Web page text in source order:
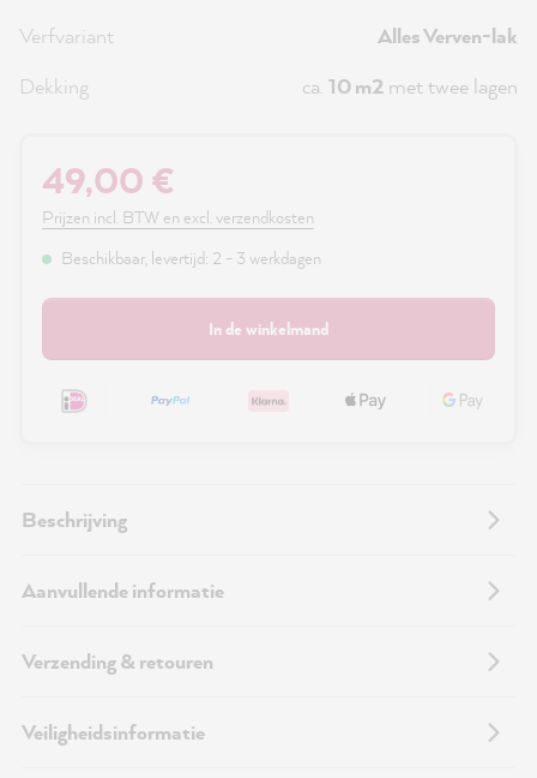
Verfvariant
Alles Verven-lak
Dekking
ca. 10 m2 met twee lagen
49,00 €
Prijzen incl. BTW en excl. verzendkosten
Beschikbaar, levertijd: 2 - 3 werkdagen
In de winkelmand
Beschrijving
Aanvullende informatie
Verzending & retouren
Veiligheidsinformatie